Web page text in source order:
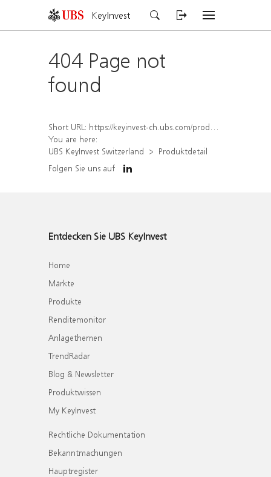
KeyInvest
404 Page not
found
Short URL: https://keyinvest-ch.ubs.com/produkt/detail/index/isin/CH1581943144
You are here:
UBS KeyInvest Switzerland
Produktdetail
Folgen Sie uns auf
Entdecken Sie UBS KeyInvest
Home
Märkte
Produkte
Renditemonitor
Anlagethemen
TrendRadar
Blog & Newsletter
Produktwissen
My KeyInvest
Rechtliche Dokumentation
Bekanntmachungen
Hauptregister